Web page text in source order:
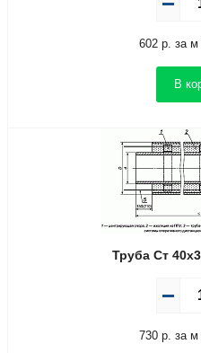
602 р. за м
В
Труба Ст
730 р. за м